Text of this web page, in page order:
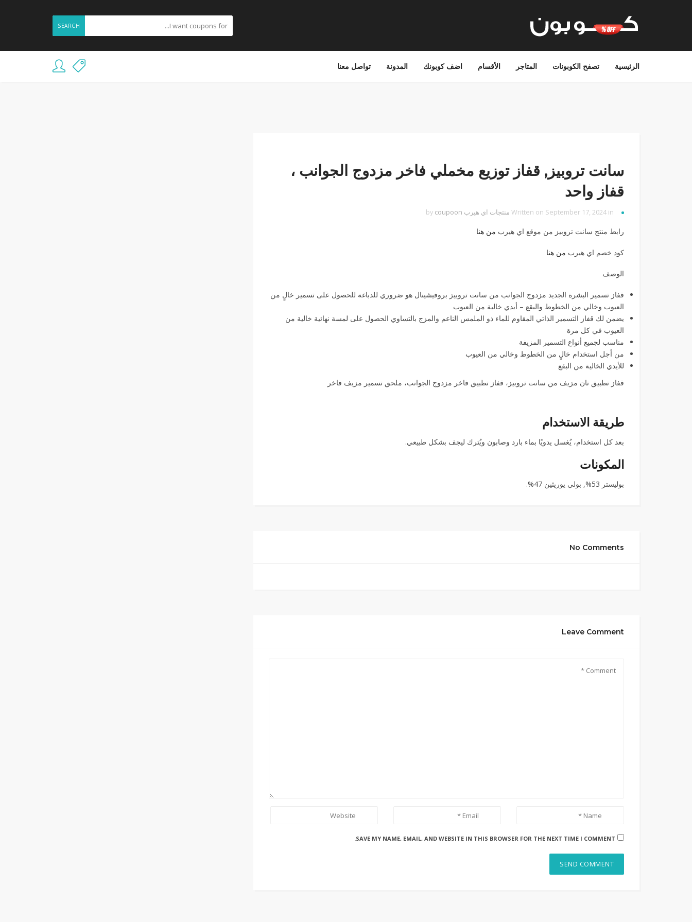
SEARCH
تواصل معنا المدونة اضف كوبونك الأقسام المتاجر تصفح الكوبونات الرئيسية
سانت تروبيز‏, قفاز توزيع مخملي فاخر مزدوج الجوانب ،
قفاز واحد
Written on September 17, 2024 in منتجات اي هيرب coupoon
رابط منتج سانت تروبيز من موقع اي هيرب من هنا
كود خصم اي هيرب من هنا
الوصف
قفاز تسمير البشرة الجديد مزدوج الجوانب من سانت تروبيز بروفيشينال هو ضروري للدباغة للحصول على تسمير خالٍ من
العيوب وخالي من الخطوط والبقع – أيدي خالية من العيوب
يضمن لك قفاز التسمير الذاتي المقاوم للماء ذو الملمس الناعم والمزج بالتساوي الحصول على لمسة نهائية خالية من
العيوب في كل مرة
مناسب لجميع أنواع التسمير المزيفة
من أجل استخدام خالٍ من الخطوط وخالي من العيوب
للأيدي الخالية من البقع
قفاز تطبيق تان مزيف من سانت تروبيز، قفاز تطبيق فاخر مزدوج الجوانب، ملحق تسمير مزيف فاخر
طريقة الاستخدام
بعد كل استخدام، يُغسل يدويًا بماء بارد وصابون ويُترك ليجف بشكل طبيعي.
المكونات
بوليستر 53%, بولي يوريثين 47%.
No Comments
Leave Comment
SAVE MY NAME, EMAIL, AND WEBSITE IN THIS BROWSER FOR THE NEXT TIME I COMMENT.